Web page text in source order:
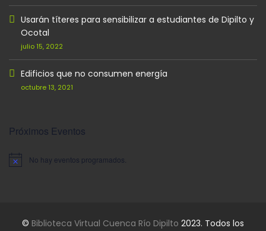
Usarán títeres para sensibilizar a estudiantes de Dipilto y
Ocotal
julio 15, 2022
Edificios que no consumen energía
octubre 13, 2021
Próximos Eventos
Aviso No hay eventos programados.
© Biblioteca Virtual Cuenca Río Dipilto 2023. Todos los